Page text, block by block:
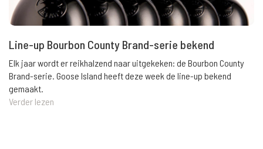
Line-up Bourbon County Brand-serie bekend
Elk jaar wordt er reikhalzend naar uitgekeken: de Bourbon County
Brand-serie. Goose Island heeft deze week de line-up bekend
gemaakt.
Verder lezen